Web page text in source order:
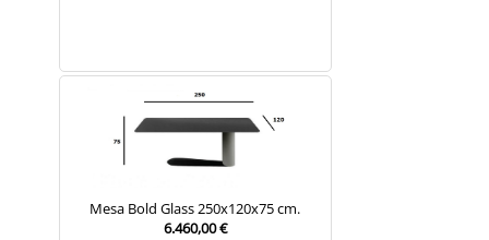
Mesa Bold Glass 250x120x75 cm.
6.460,00 €